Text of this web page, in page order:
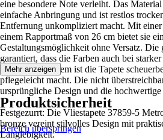
eine besondere Note verleiht. Das
einfache Anbringung und ist restlos
Entfernung unkompliziert macht. Mit
einem Rapportmaß von 26 cm bietet sie
Gestaltungsmöglichkeit ohne Versatz.
garantiert, dass die Farben auch bei
verblassen. Zudem ist die Tapete
pflegeleicht macht. Die nicht
ursprüngliche Design und die
Festgezurrt: Die Vliestapete 37859-5
bronze vereint stilvolles Design mit
Langlebigkeit.
Mehr anzeigen
Produktsicherheit
Bereich überspringen